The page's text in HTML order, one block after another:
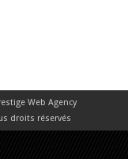
Web Agency
droits réservés